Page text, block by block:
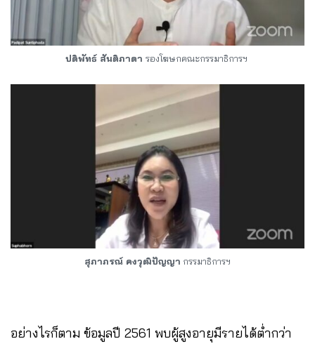
ปดิพัทธ์ สันติภาดา รองโฆษกคณะกรรมาธิการฯ
สุภาภรณ์ คงวุฒิปัญญา กรรมาธิการฯ
อย่างไรก็ตาม ข้อมูลปี 2561 พบผู้สูงอายุมีรายได้ต่ำกว่า